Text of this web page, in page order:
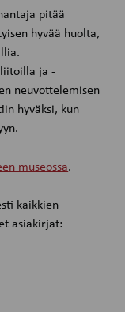
pitää
hyvää huolta,
ja -
neuvottelemisen
hyväksi, kun
museossa.
kaikkien
asiakirjat: